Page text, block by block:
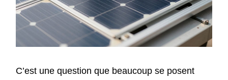
C’est une question que beaucoup se posent